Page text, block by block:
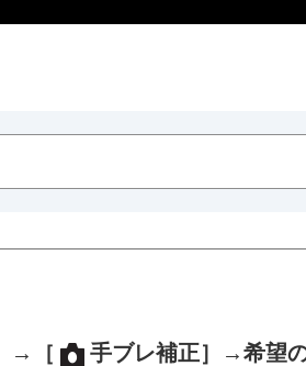
→ ［ 手ブレ補正］ →希望